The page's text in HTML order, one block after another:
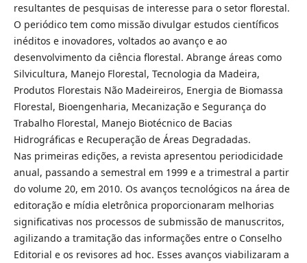
resultantes de pesquisas de interesse para o setor florestal.
O periódico tem como missão divulgar estudos científicos
inéditos e inovadores, voltados ao avanço e ao
desenvolvimento da ciência florestal. Abrange áreas como
Silvicultura, Manejo Florestal, Tecnologia da Madeira,
Produtos Florestais Não Madeireiros, Energia de Biomassa
Florestal, Bioengenharia, Mecanização e Segurança do
Trabalho Florestal, Manejo Biotécnico de Bacias
Hidrográficas e Recuperação de Áreas Degradadas.
Nas primeiras edições, a revista apresentou periodicidade
anual, passando a semestral em 1999 e a trimestral a partir
do volume 20, em 2010. Os avanços tecnológicos na área de
editoração e mídia eletrônica proporcionaram melhorias
significativas nos processos de submissão de manuscritos,
agilizando a tramitação das informações entre o Conselho
Editorial e os revisores ad hoc. Esses avanços viabilizaram a